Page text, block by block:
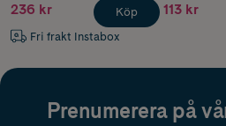
236 kr
Fri frakt Instabox
Köp 113 kr
Prenumerera på